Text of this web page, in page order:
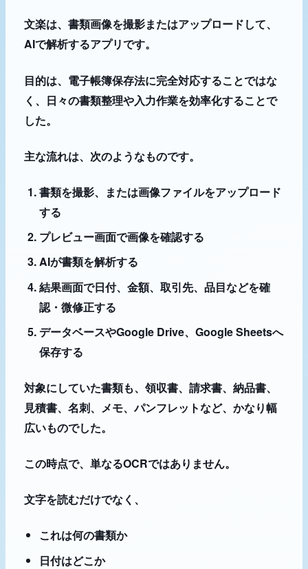
文楽は、書類画像を撮影またはアップロードして、
AIで解析するアプリです。
目的は、電子帳簿保存法に完全対応することではな
く、日々の書類整理や入力作業を効率化することで
した。
主な流れは、次のようなものです。
書類を撮影、または画像ファイルをアップロード
する
プレビュー画面で画像を確認する
AIが書類を解析する
結果画面で日付、金額、取引先、品目などを確
認・微修正する
データベースやGoogle Drive、Google Sheetsへ
保存する
対象にしていた書類も、領収書、請求書、納品書、
見積書、名刺、メモ、パンフレットなど、かなり幅
広いものでした。
この時点で、単なるOCRではありません。
文字を読むだけでなく、
これは何の書類か
日付はどこか